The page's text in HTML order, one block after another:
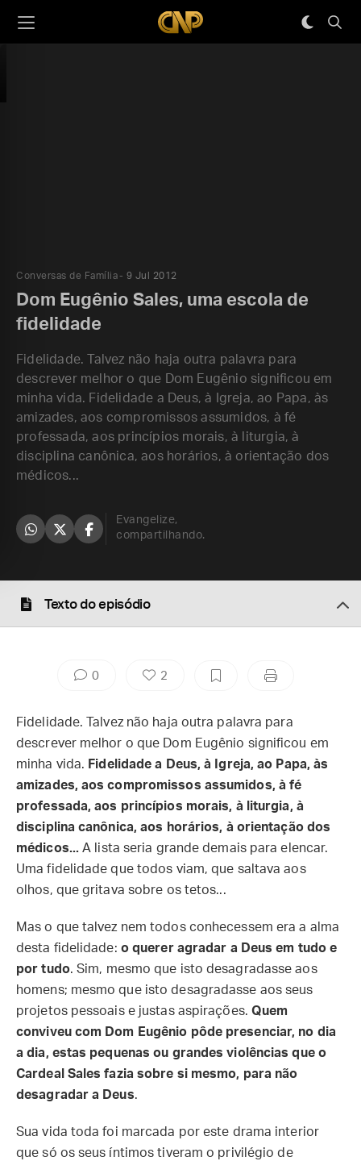
Conversas de Família 9 Jul 2012
Dom Eugênio Sales, uma escola de
fidelidade
Fidelidade. Talvez não haja outra palavra para
descrever melhor o que Dom Eugênio significou em
minha vida. Fidelidade a Deus, à Igreja, ao Papa, às
amizades, aos compromissos assumidos, à fé
professada, aos princípios morais, à liturgia, à
disciplina canônica, aos horários, à orientação dos
médicos...
Evangelize,
compartilhando.
Texto do episódio
0 2
Fidelidade. Talvez não haja outra palavra para
descrever melhor o que Dom Eugênio significou em
minha vida. Fidelidade a Deus, à Igreja, ao Papa, às
amizades, aos compromissos assumidos, à fé
professada, aos princípios morais, à liturgia, à
disciplina canônica, aos horários, à orientação dos
médicos... A lista seria grande demais para elencar.
Uma fidelidade que todos viam, que saltava aos
olhos, que gritava sobre os tetos...
Mas o que talvez nem todos conhecessem era a alma
desta fidelidade: o querer agradar a Deus em tudo e
por tudo. Sim, mesmo que isto desagradasse aos
homens; mesmo que isto desagradasse aos seus
projetos pessoais e justas aspirações. Quem
conviveu com Dom Eugênio pôde presenciar, no dia
a dia, estas pequenas ou grandes violências que o
Cardeal Sales fazia sobre si mesmo, para não
desagradar a Deus.
Sua vida toda foi marcada por este drama interior
que só os seus íntimos tiveram o privilégio de